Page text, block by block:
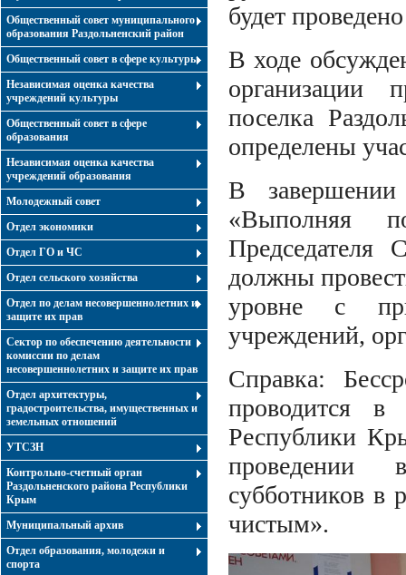
Общественный совет муниципального
образования Раздольненский район
Общественный совет в сфере культуры
Независимая оценка качества
учреждений культуры
Общественный совет в сфере
образования
Независимая оценка качества
учреждений образования
Молодежный совет
Отдел экономики
Отдел ГО и ЧС
Отдел сельского хозяйства
Отдел по делам несовершеннолетних и
защите их прав
Сектор по обеспечению деятельности
комиссии по делам
несовершеннолетних и защите их прав
Отдел архитектуры,
градостроительства, имущественных и
земельных отношений
УТСЗН
Контрольно-счетный орган
Раздольненского района Республики
Крым
Муниципальный архив
Отдел образования, молодежи и
спорта
будет
В ходе
организации
поселка
определены
В
«Выполняя
Председателя
должны
уровне с
учреждений,
Справка:
проводится в
Республики
проведении
субботников в
чистым».